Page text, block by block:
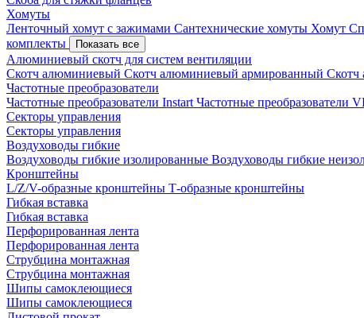
Хомуты
Ленточный хомут с зажимами Сантехнические хомуты Хомут
комплекты
Показать все
Алюминиевый скотч для систем вентиляции
Скотч алюминиевый Скотч алюминиевый армированный
Частотные преобразователи
Частотные преобразователи Instart Частотные преобразователи
Секторы управления
Секторы управления
Воздуховоды гибкие
Воздуховоды гибкие изолированные Воздуховоды гибкие
Кронштейны
L/Z/V-образные кронштейны Т-образные кронштейны
Гибкая вставка
Гибкая вставка
Перфорированная лента
Перфорированная лента
Струбцина монтажная
Струбцина монтажная
Шипы самоклеющиеся
Шипы самоклеющиеся